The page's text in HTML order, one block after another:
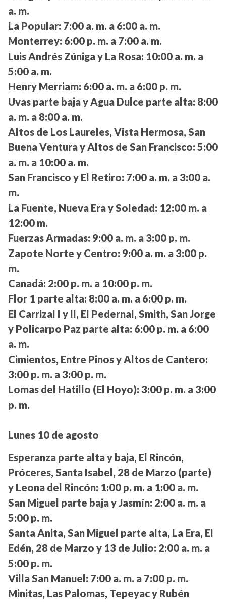
a. m.
La Popular: 7:00 a. m. a 6:00 a. m.
Monterrey: 6:00 p. m. a 7:00 a. m.
Luis Andrés Zúniga y La Rosa: 10:00 a. m. a
5:00 a. m.
Henry Merriam: 6:00 a. m. a 6:00 p. m.
Uvas parte baja y Agua Dulce parte alta: 8:00
a. m. a 8:00 a. m.
Altos de Los Laureles, Vista Hermosa, San
Buena Ventura y Altos de San Francisco: 5:00
a. m. a 10:00 a. m.
San Francisco y El Retiro: 7:00 a. m. a 3:00 a.
m.
La Fuente, Nueva Era y Soledad: 12:00 m. a
12:00 m.
Fuerzas Armadas: 9:00 a. m. a 3:00 p. m.
Zapote Norte y Centro: 9:00 a. m. a 3:00 p.
m.
Canadá: 2:00 p. m. a 10:00 p. m.
Flor 1 parte alta: 8:00 a. m. a 6:00 p. m.
El Carrizal I y II, El Pedernal, Smith, San Jorge
y Policarpo Paz parte alta: 6:00 p. m. a 6:00
a. m.
Cimientos, Entre Pinos y Altos de Cantero:
3:00 p. m. a 3:00 p. m.
Lomas del Hatillo (El Hoyo): 3:00 p. m. a 3:00
p. m.
Lunes 10 de agosto
Esperanza parte alta y baja, El Rincón,
Próceres, Santa Isabel, 28 de Marzo (parte)
y Leona del Rincón: 1:00 p. m. a 1:00 a. m.
San Miguel parte baja y Jasmín: 2:00 a. m. a
5:00 p. m.
Santa Anita, San Miguel parte alta, La Era, El
Edén, 28 de Marzo y 13 de Julio: 2:00 a. m. a
5:00 p. m.
Villa San Manuel: 7:00 a. m. a 7:00 p. m.
Minitas, Las Palomas, Tepeyac y Rubén